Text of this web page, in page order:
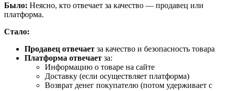
Было: Неясно, кто отвечает за качество — продавец или
платформа.
Стало:
Продавец отвечает за качество и безопасность товара
Платформа отвечает за:
Информацию о товаре на сайте
Доставку (если осуществляет платформа)
Возврат денег покупателю (потом удерживает с